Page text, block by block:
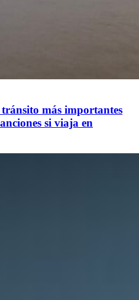
tránsito más importantes
si viaja en